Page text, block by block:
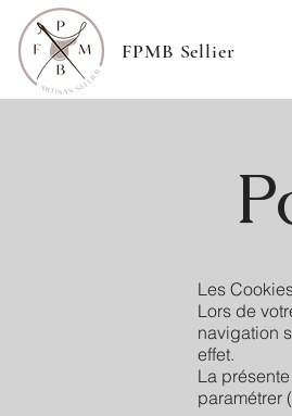
FPMB Sellier
Les
Lors de
navigation
effet.
La
paramétrer